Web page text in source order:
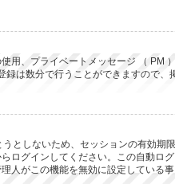
用、プライベートメッセージ （ PM
は数分で行うことができますので
としないため、セッションの有効期
ログインしてください。この自動ロ
人がこの機能を無効に設定している事